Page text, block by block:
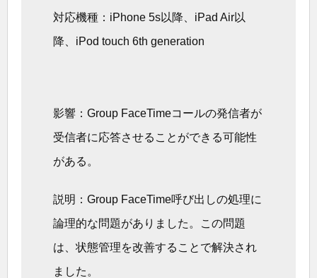
対応機種：iPhone 5s以降、iPad Air以
降、iPod touch 6th generation
影響：Group FaceTimeコールの発信者が
受信者に応答させることができる可能性
がある。
説明：Group FaceTime呼び出しの処理に
論理的な問題がありました。この問題
は、状態管理を改善することで解決され
ました。